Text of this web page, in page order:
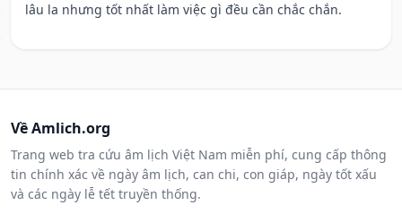
lâu la nhưng tốt nhất làm việc gì đều cần chắc chắn.
Về Amlich.org
Trang web tra cứu âm lịch Việt Nam miễn phí, cung cấp thông
tin chính xác về ngày âm lịch, can chi, con giáp, ngày tốt xấu
và các ngày lễ tết truyền thống.